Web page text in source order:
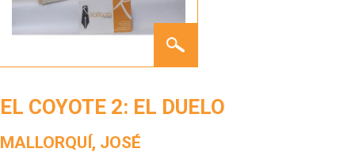
COYOTE
EL COYOTE 2: EL DUELO
MALLORQUÍ, JOSÉ